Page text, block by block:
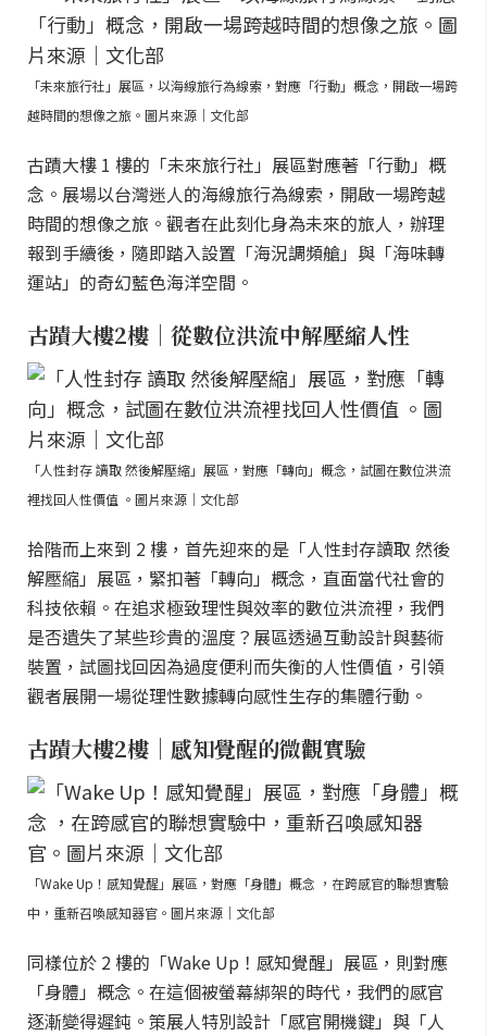
「未來旅行社」展區，以海線旅行為線索，對應「行動」概念，開啟一場跨
越時間的想像之旅。圖片來源｜文化部
古蹟大樓 1 樓的「未來旅行社」展區對應著「行動」概
念。展場以台灣迷人的海線旅行為線索，開啟一場跨越
時間的想像之旅。觀者在此刻化身為未來的旅人，辦理
報到手續後，隨即踏入設置「海況調頻艙」與「海味轉
運站」的奇幻藍色海洋空間。
古蹟大樓2樓｜從數位洪流中解壓縮人性
「人性封存 讀取 然後解壓縮」展區，對應「轉向」概念，試圖在數位洪流
裡找回人性價值 。圖片來源｜文化部
拾階而上來到 2 樓，首先迎來的是「人性封存讀取 然後
解壓縮」展區，緊扣著「轉向」概念，直面當代社會的
科技依賴。在追求極致理性與效率的數位洪流裡，我們
是否遺失了某些珍貴的溫度？展區透過互動設計與藝術
裝置，試圖找回因為過度便利而失衡的人性價值，引領
觀者展開一場從理性數據轉向感性生存的集體行動。
古蹟大樓2樓｜感知覺醒的微觀實驗
「Wake Up！感知覺醒」展區，對應「身體」概念 ，在跨感官的聯想實驗
中，重新召喚感知器官。圖片來源｜文化部
同樣位於 2 樓的「Wake Up！感知覺醒」展區，則對應
「身體」概念。在這個被螢幕綁架的時代，我們的感官
逐漸變得遲鈍。策展人特別設計「感官開機鍵」與「人